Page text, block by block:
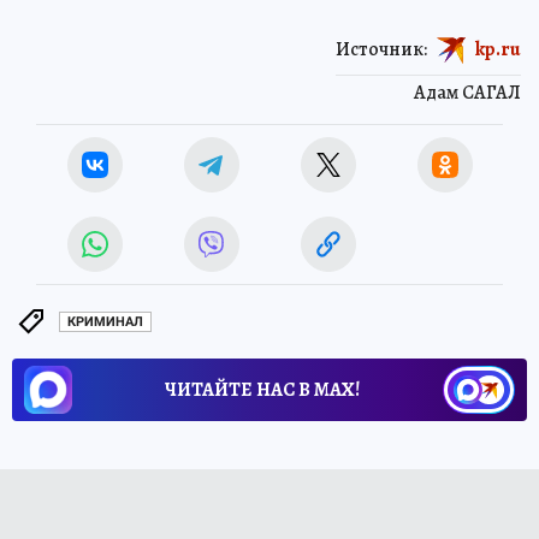
Адам САГАЛ
Источник: kp.ru
КРИМИНАЛ
ЧИТАЙТЕ НАС В МАХ!